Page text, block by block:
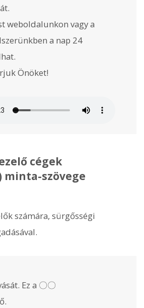
weboldalunkon vagy a
a nap 24
Önöket!
cégek
minta-szövege
számára, sürgősségi
Ez a 〇〇